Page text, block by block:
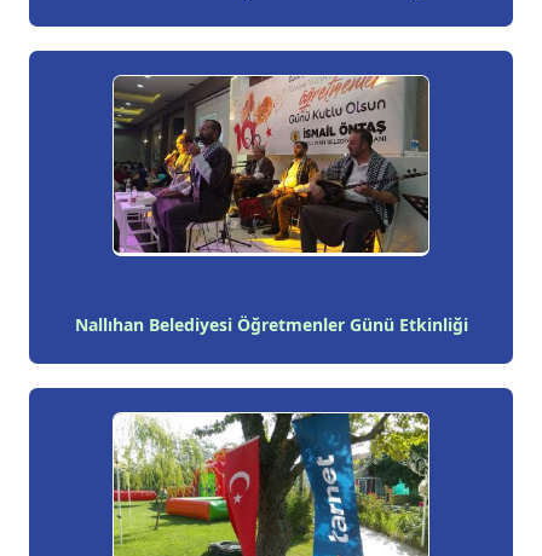
Nallıhan Belediyesi Öğretmenler Günü Etkinliği